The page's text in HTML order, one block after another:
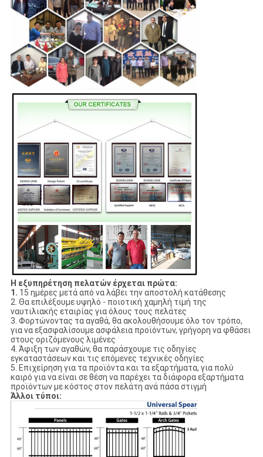
Η εξυπηρέτηση πελατών έρχεται πρώτα:
1. 15 ημέρες μετά από να λάβει την αποστολή κατάθεσης
2. Θα επιλέξουμε υψηλό - ποιοτική χαμηλή τιμή της
ναυτιλιακής εταιρίας για όλους τους πελάτες
3. Φορτώνοντας τα αγαθά, θα ακολουθήσουμε όλο τον τρόπο,
για να εξασφαλίσουμε ασφάλεια προϊόντων, γρήγορη να φθάσει
στους οριζόμενους λιμένες
4. Άφιξη των αγαθών, θα παράσχουμε τις οδηγίες
εγκαταστάσεων και τις επόμενες τεχνικές οδηγίες
5. Επιχείρηση για τα προϊόντα και τα εξαρτήματα, για πολύ
καιρό για να είναι σε θέση να παρέχει τα διάφορα εξαρτήματα
προϊόντων με κόστος στον πελάτη ανά πάσα στιγμή
Άλλοι τύποι: